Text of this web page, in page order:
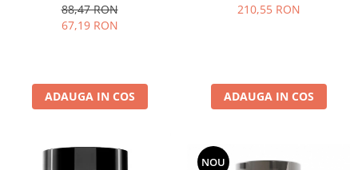
88,47 RON
67,19 RON
ADAUGA IN COS
210,55 RON
ADAUGA IN COS
NOU